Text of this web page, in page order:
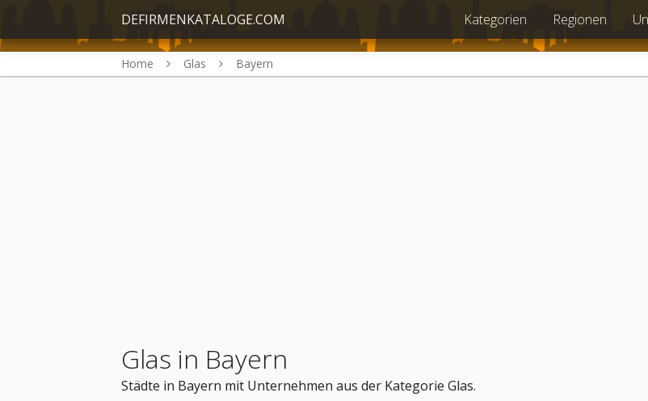
DEFIRMENKATALOGE.COM Kategorien Regionen
Home Glas Bayern
Glas in Bayern
Städte in Bayern mit Unternehmen aus der Kategorie Glas.